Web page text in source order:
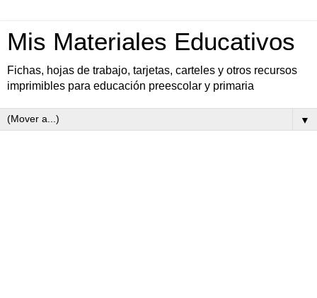
Mis Materiales Educativos
Fichas, hojas de trabajo, tarjetas, carteles y otros recursos
imprimibles para educación preescolar y primaria
▼